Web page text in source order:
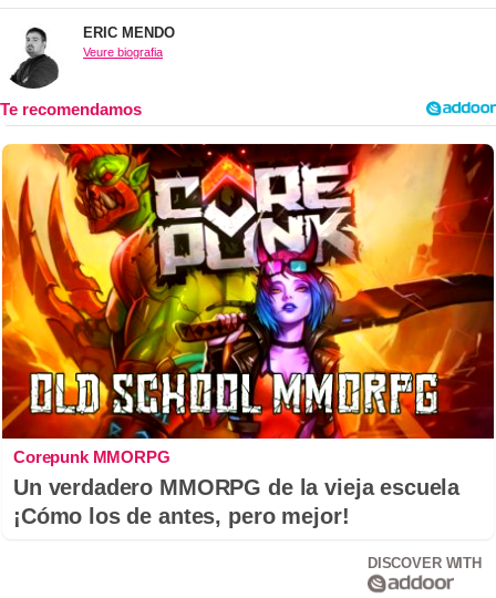
ERIC MENDO
Veure biografia
Corepunk MMORPG
Un verdadero MMORPG de la vieja escuela
¡Cómo los de antes, pero mejor!
DISCOVER WITH